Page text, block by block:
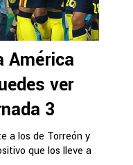
América
ver
3
a los de Torreón y
que los lleve a